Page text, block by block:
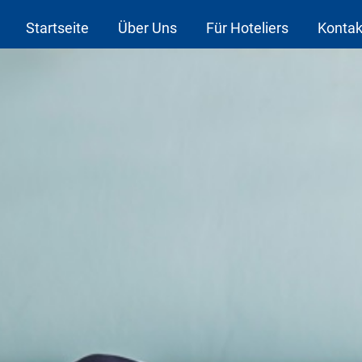
Startseite Über Uns Für Hoteliers